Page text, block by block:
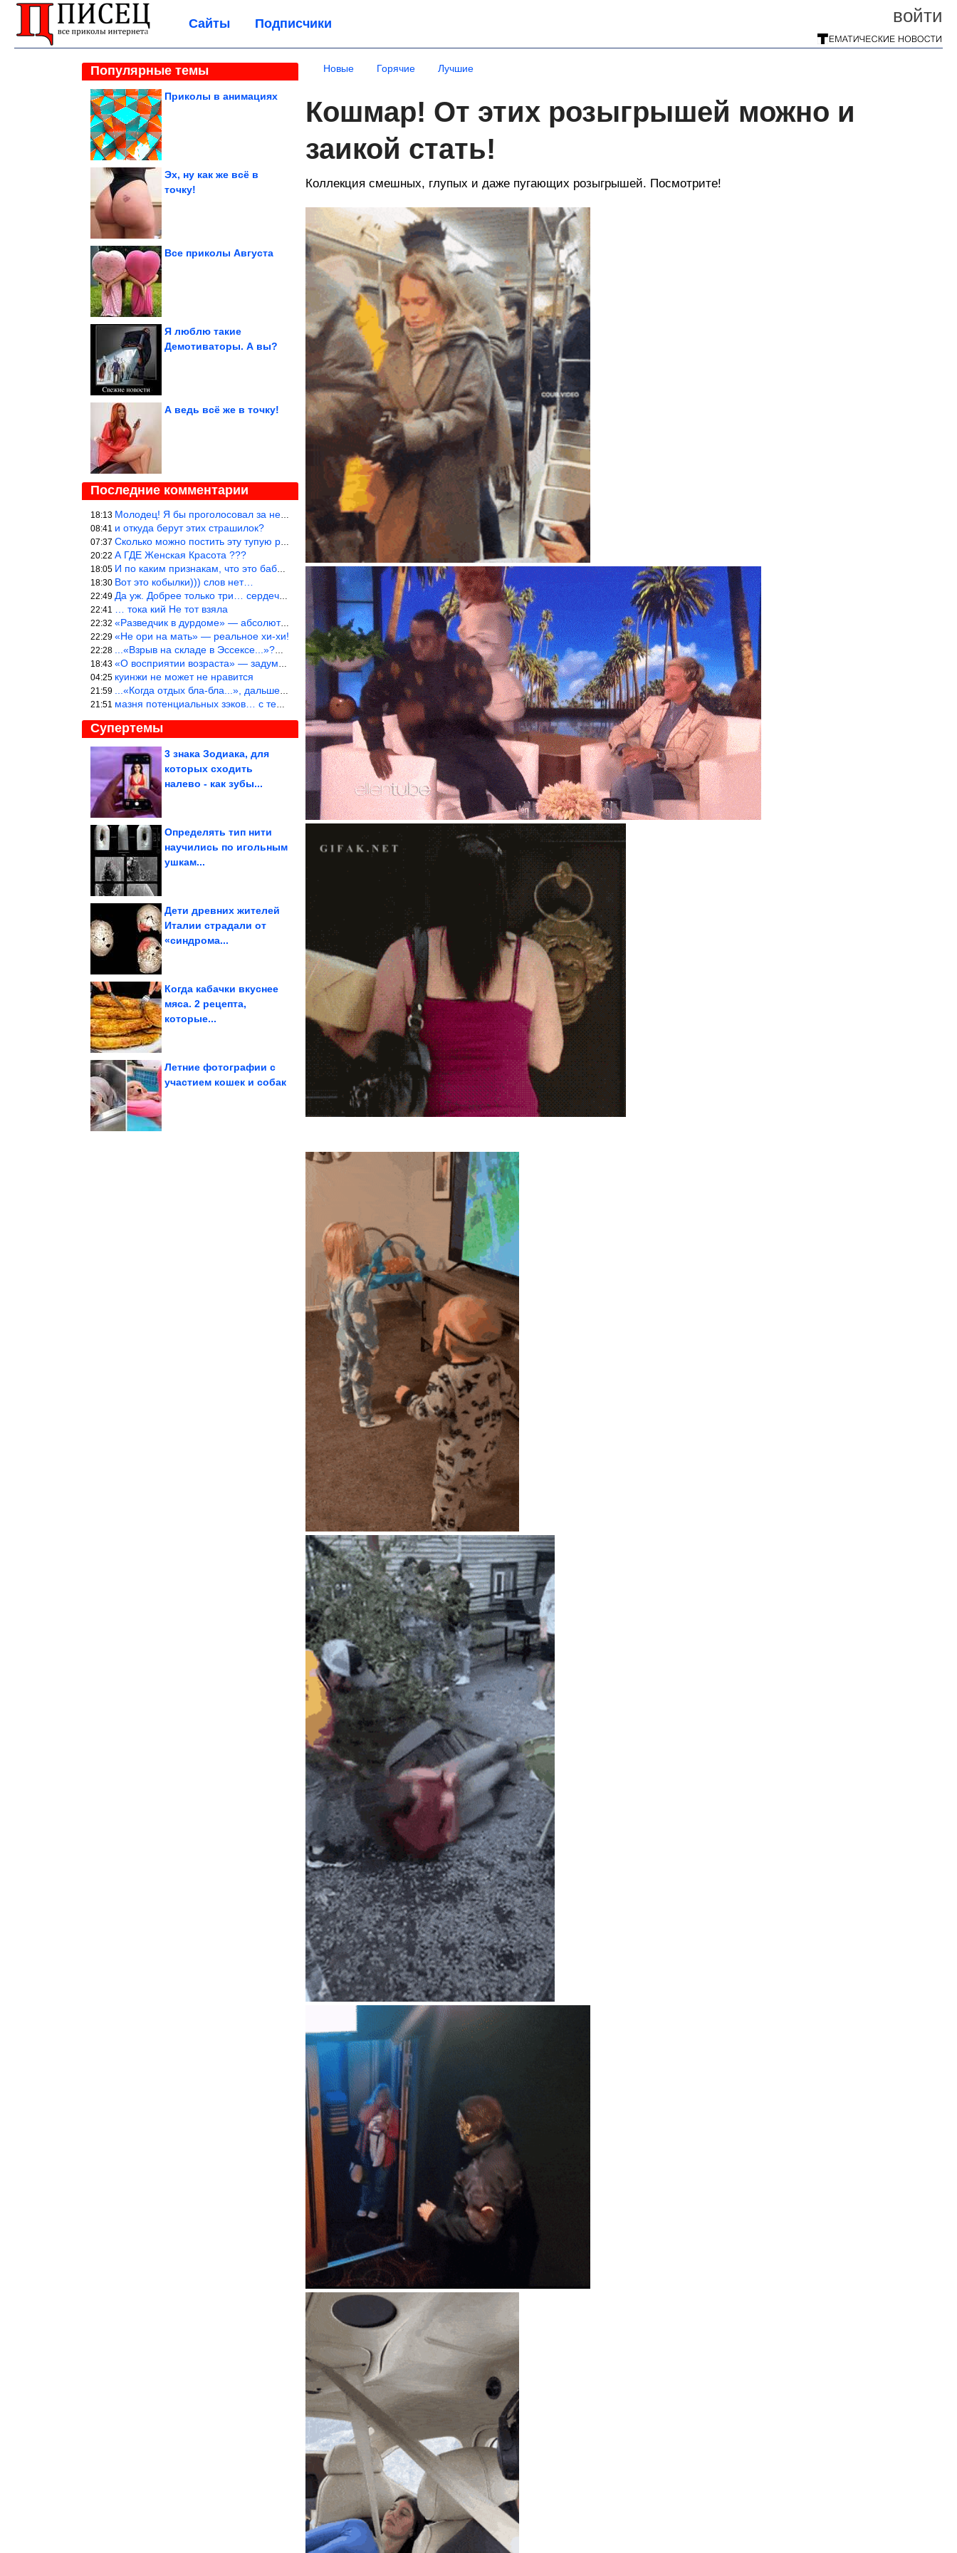
войти
Сайты Подписчики
Популярные темы
Приколы в анимациях
Эх, ну как же всё в
точку!
Все приколы Августа
Я люблю такие
Демотиваторы. А вы?
А ведь всё же в точку!
Последние комментарии
18:13 Молодец! Я бы проголосовал за нее, чем, например, за Терешкову!
08:41 и откуда берут этих страшилок?
07:37 Сколько можно постить эту тупую рожу?
20:22 А ГДЕ Женская Красота ???
18:05 И по каким признакам, что это баба? И какой мужик к ней приблизи
18:30 Вот это кобылки))) слов нет…
22:49 Да уж. Добрее только три… сердечка!
22:41 … тока кий Не тот взяла
22:32 «Разведчик в дурдоме» — абсолютное попадание!
22:29 «Не ори на мать» — реальное хи-хи!
22:28 ...«Взрыв на складе в Эссексе...»?… Служу России!
18:43 «О восприятии возраста» — задумался. На сколько раньше быстрее в
04:25 куинжи не может не нравится
21:59 ...«Когда отдых бла-бла...», дальше Большой вопрос. «приходитЬся
21:51 мазня потенциальных зэков… с тем же смыслом…
Супертемы
3 знака Зодиака, для
которых сходить
налево - как зубы...
Физики смогли поймать
аргона,...
Определять тип нити
научились по игольным
ушкам...
Дети древних жителей
Италии страдали от
«синдрома...
Когда кабачки вкуснее
мяса. 2 рецепта,
которые...
Как правильно делать
Летние фотографии с
участием кошек и собак
Новые Горячие Лучшие
Кошмар! От этих розыгрышей можно и
заикой стать!
Коллекция смешных, глупых и даже пугающих розыгрышей. Посмотрите!